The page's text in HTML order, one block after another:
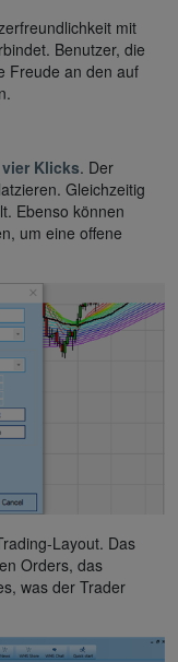
mit
Benutzer, die
Freude an den auf
Klicks. Der
Gleichzeitig
Ebenso können
um eine offene
Layout. Das
Orders, das
was der Trader